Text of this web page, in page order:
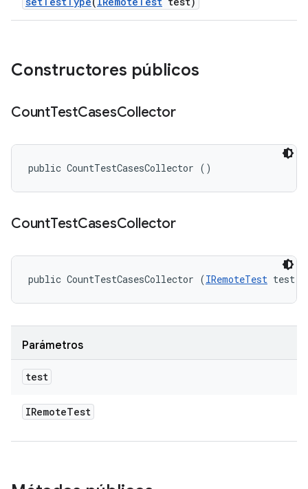
Constructores públicos
CountTestCasesCollector
public CountTestCasesCollector ()
CountTestCasesCollector
public CountTestCasesCollector (IRemoteTest test)
Parámetros
test
IRemoteTest